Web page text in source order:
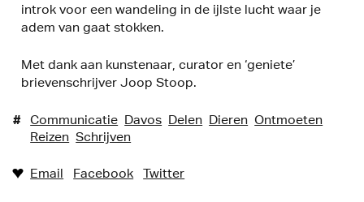
introk voor een wandeling in de ijlste lucht waar je
adem van gaat stokken.
Met dank aan kunstenaar, curator en ‘geniete’
brievenschrijver Joop Stoop.
# Communicatie Davos Delen Dieren Ontmoeten
Reizen Schrijven
♥︎ Email Facebook Twitter